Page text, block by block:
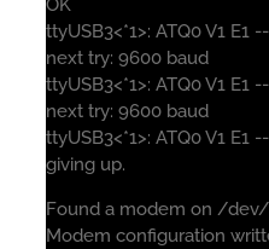
OK
ttyUSB3<*1>: ATQ0 V1 E1
next try: 9600 baud
ttyUSB3<*1>: ATQ0 V1
next try: 9600 baud
ttyUSB3<*1>: ATQ0 V1 E1
giving up.
Found a modem on /dev/
Modem configuration